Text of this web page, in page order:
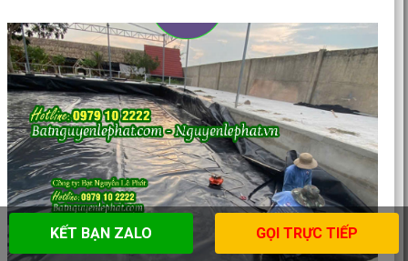
KẾT BẠN ZALO GỌI TRỰC TIẾP